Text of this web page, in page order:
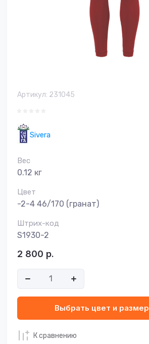
Артикул: 231045
Sivera
Вес
0.12 кг
Цвет
-2-4 46/170 (гранат)
Штрих-код
S1930-2
2 800 р.
Выбрать цвет и размер
К сравнению